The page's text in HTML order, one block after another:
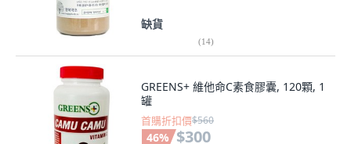
缺貨
(14)
GREENS+ 維他命C素食膠囊, 120顆, 1
罐
首購折扣價$560
46% $300